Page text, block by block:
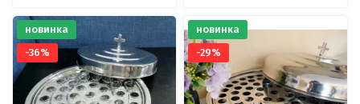
новинка
-36%
новинка
-29%